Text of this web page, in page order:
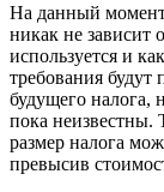
На данный
никак не зависит
используется и
требования будут
будущего налога,
пока неизвестны.
размер налога
превысив